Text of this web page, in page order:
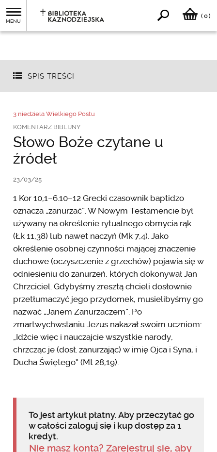
MENU
( 0)
SPIS TREŚCI
3 niedziela Wielkiego Postu
KOMENTARZ BIBLIJNY
Słowo Boże czytane u
źródeł
23/03/25
1 Kor 10,1–6.10–12 Grecki czasownik baptidzo
oznacza „zanurzać”. W Nowym Testamencie był
używany na określenie rytualnego obmycia rąk
(Łk 11,38) lub nawet naczyń (Mk 7,4). Jako
określenie osobnej czynności mającej znaczenie
duchowe (oczyszczenie z grzechów) pojawia się w
odniesieniu do zanurzeń, których dokonywał Jan
Chrzciciel. Gdybyśmy zresztą chcieli dosłownie
przetłumaczyć jego przydomek, musielibyśmy go
nazwać „Janem Zanurzaczem”. Po
zmartwychwstaniu Jezus nakazał swoim uczniom:
„Idźcie więc i nauczajcie wszystkie narody,
chrzcząc je (dosł. zanurzając) w imię Ojca i Syna, i
Ducha Świętego” (Mt 28,19).
To jest artykuł płatny. Aby przeczytać go
w całości zaloguj się i kup dostęp za 1
kredyt.
Nie masz konta? Zarejestruj się, aby